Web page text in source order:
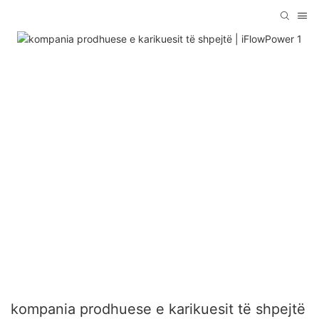
kompania prodhuese e karikuesit të shpejtë